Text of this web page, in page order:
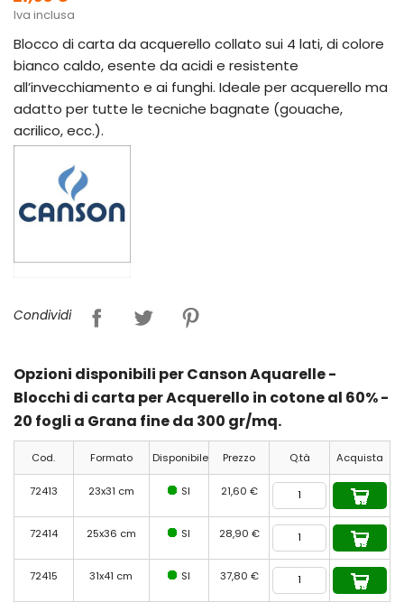
Iva inclusa
Blocco di carta da acquerello collato sui 4 lati, di colore
bianco caldo, esente da acidi e resistente
all’invecchiamento e ai funghi. Ideale per acquerello ma
adatto per tutte le tecniche bagnate (gouache,
acrilico, ecc.).
Condividi
Opzioni disponibili per Canson Aquarelle -
Blocchi di carta per Acquerello in cotone al 60% -
20 fogli a Grana fine da 300 gr/mq.
Cod. Formato Disponibile Prezzo Q.tà Acquista
72413 23x31 cm SI 21,60 €
72414 25x36 cm SI 28,90 €
72415 31x41 cm SI 37,80 €